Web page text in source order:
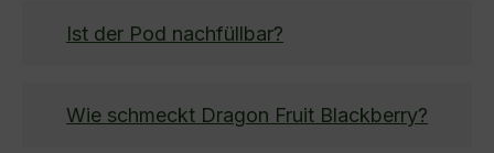
Ist der Pod nachfüllbar?
Wie schmeckt Dragon Fruit Blackberry?